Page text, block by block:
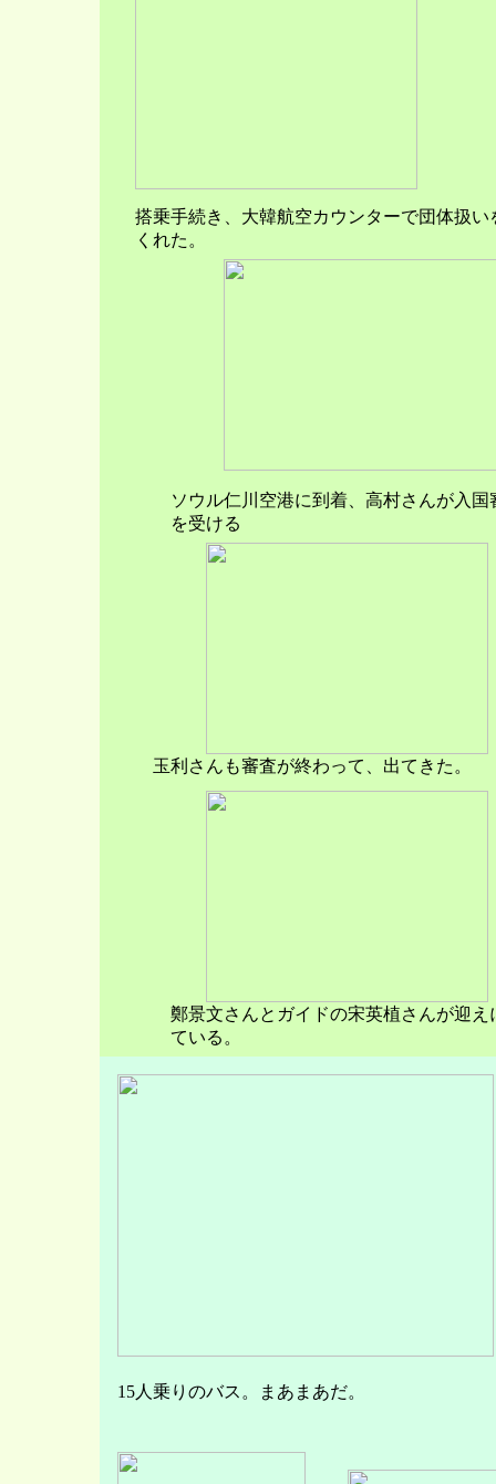
搭乗手続き、大韓航空カウンターで団体扱い
くれた。
ソウル仁川空港に到着、高村さんが入国
を受ける
玉利さんも審査が終わって、出てきた。
鄭景文さんとガイドの宋英植さんが迎え
ている。
15人乗りのバス。まあまあだ。